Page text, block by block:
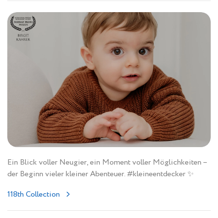
Ein Blick voller Neugier, ein Moment voller Möglichkeiten –
der Beginn vieler kleiner Abenteuer. #kleineentdecker ✨
118th Collection